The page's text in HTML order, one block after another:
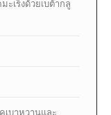
ะเร็งด้วยเบต้ากลู
เบาหวานและ